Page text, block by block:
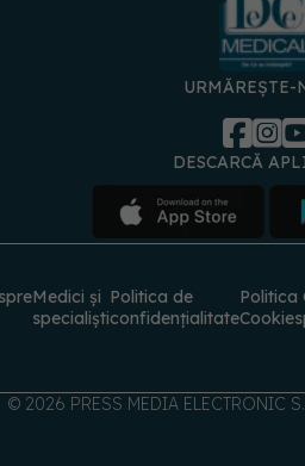
URMĂREȘTE-
DESCARCĂ
specialiști confidențialitate Cookies
© 2026 PRESS MEDIA ELECTRONIC